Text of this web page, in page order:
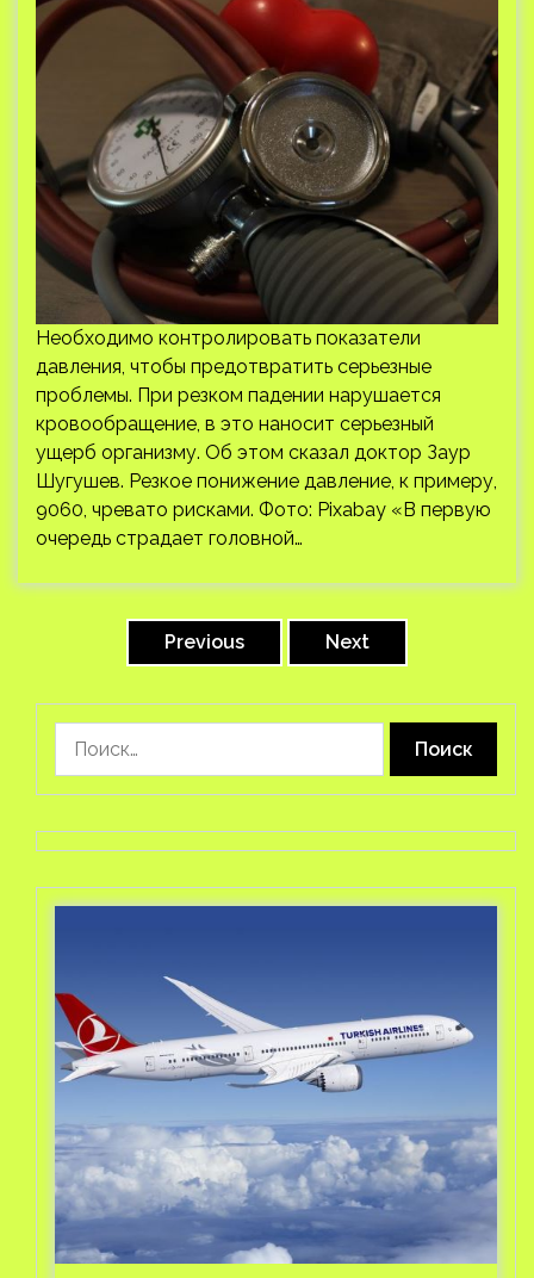
Необходимо контролировать показатели
давления, чтобы предотвратить серьезные
проблемы. При резком падении нарушается
кровообращение, в это наносит серьезный
ущерб организму. Об этом сказал доктор Заур
Шугушев. Резкое понижение давление, к примеру,
9060, чревато рисками. Фото: Pixabay «В первую
очередь страдает головной…
Пагинация
Previous Next